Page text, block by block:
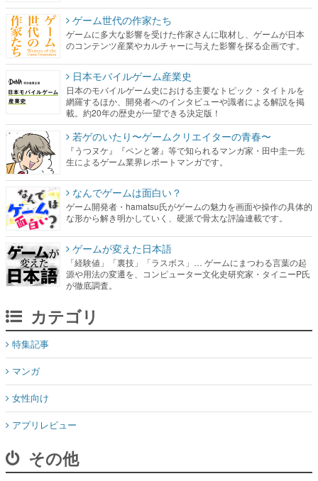
ゲーム世代の作家たち
ゲームに多大な影響を受けた作家さんに取材し、ゲームが日本
のコンテンツ産業やカルチャーに与えた影響を探る企画です。
日本モバイルゲーム産業史
日本のモバイルゲーム史における主要なトピック・タイトルを
網羅するほか、開発者へのインタビューや識者による解説を掲
載。約20年の歴史が一望できる決定版！
若ゲのいたり〜ゲームクリエイターの青春〜
『うつヌケ』『ペンと箸』等で知られるマンガ家・田中圭一先
生によるゲーム業界レポートマンガです。
なんでゲームは面白い？
ゲーム開発者・hamatsu氏がゲームの魅力を画面や操作の具体的
な形から解き明かしていく、硬派で骨太な評論連載です。
ゲームが変えた日本語
「経験値」「裏技」「ラスボス」… ゲームにまつわる言葉の起
源や用法の変遷を、コンピューター文化史研究家・タイニーP氏
が徹底調査。
カテゴリ
特集記事
マンガ
女性向け
アプリレビュー
その他